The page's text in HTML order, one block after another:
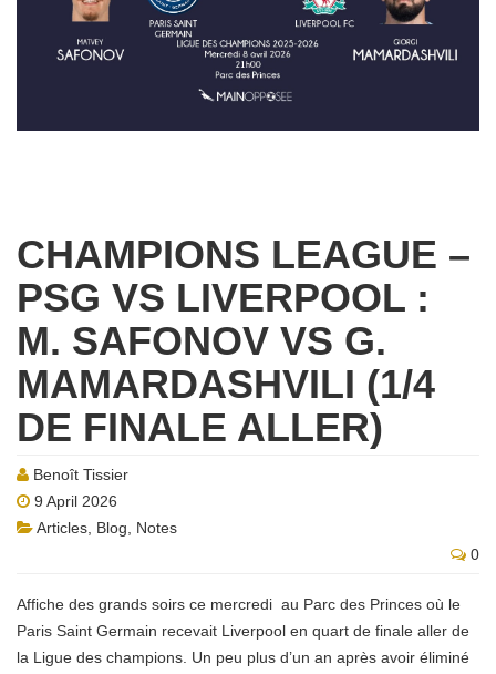
CHAMPIONS LEAGUE –
PSG VS LIVERPOOL :
M. SAFONOV VS G.
MAMARDASHVILI (1/4
DE FINALE ALLER)
Benoît Tissier
9 April 2026
Articles Blog
Notes
0
Affiche des grands soirs ce mercredi au Parc des Princes où le
Paris Saint Germain recevait Liverpool en quart de finale aller de
la Ligue des champions. Un peu plus d’un an après avoir éliminé